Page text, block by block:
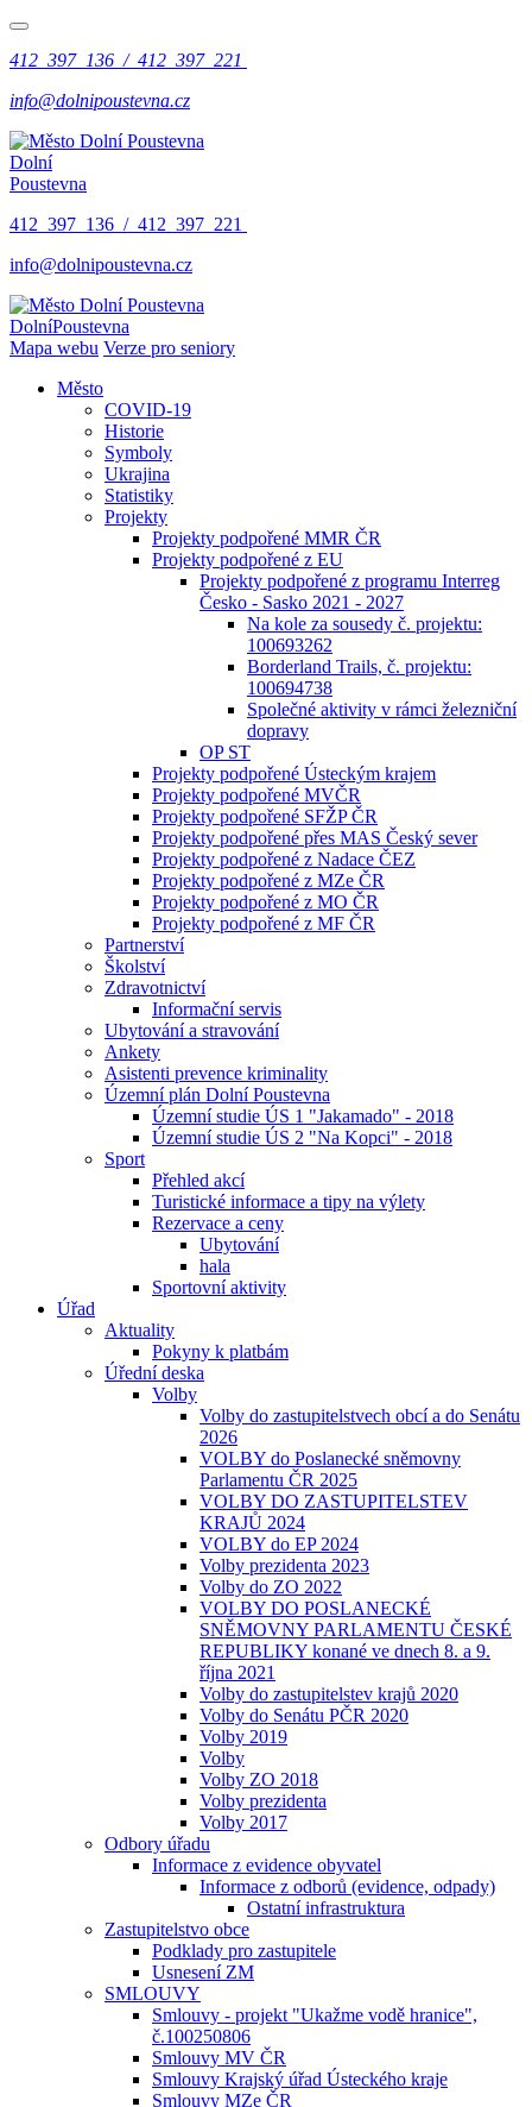
412 397 136 / 412 397 221
info@dolnipoustevna.cz
Dolní
Poustevna
412 397 136 / 412 397 221
info@dolnipoustevna.cz
DolníPoustevna
Mapa webu Verze pro seniory
Město
COVID-19
Historie
Symboly
Ukrajina
Statistiky
Projekty
Projekty podpořené MMR ČR
Projekty podpořené z EU
Projekty podpořené z programu Interreg
Česko - Sasko 2021 - 2027
Na kole za sousedy č. projektu:
100693262
Borderland Trails, č. projektu:
100694738
Společné aktivity v rámci železniční
dopravy
OP ST
Projekty podpořené Ústeckým krajem
Projekty podpořené MVČR
Projekty podpořené SFŽP ČR
Projekty podpořené přes MAS Český sever
Projekty podpořené z Nadace ČEZ
Projekty podpořené z MZe ČR
Projekty podpořené z MO ČR
Projekty podpořené z MF ČR
Partnerství
Školství
Zdravotnictví
Informační servis
Ubytování a stravování
Ankety
Asistenti prevence kriminality
Územní plán Dolní Poustevna
Územní studie ÚS 1 "Jakamado" - 2018
Územní studie ÚS 2 "Na Kopci" - 2018
Sport
Přehled akcí
Turistické informace a tipy na výlety
Rezervace a ceny
Ubytování
hala
Sportovní aktivity
Úřad
Aktuality
Pokyny k platbám
Úřední deska
Volby
Volby do zastupitelstvech obcí a do Senátu
2026
VOLBY do Poslanecké sněmovny
Parlamentu ČR 2025
VOLBY DO ZASTUPITELSTEV
KRAJŮ 2024
VOLBY do EP 2024
Volby prezidenta 2023
Volby do ZO 2022
VOLBY DO POSLANECKÉ
SNĚMOVNY PARLAMENTU ČESKÉ
REPUBLIKY konané ve dnech 8. a 9.
října 2021
Volby do zastupitelstev krajů 2020
Volby do Senátu PČR 2020
Volby 2019
Volby
Volby ZO 2018
Volby prezidenta
Volby 2017
Odbory úřadu
Informace z evidence obyvatel
Informace z odborů (evidence, odpady)
Ostatní infrastruktura
Zastupitelstvo obce
Podklady pro zastupitele
Usnesení ZM
SMLOUVY
Smlouvy - projekt "Ukažme vodě hranice",
č.100250806
Smlouvy MV ČR
Smlouvy Krajský úřad Ústeckého kraje
Smlouvy MZe ČR